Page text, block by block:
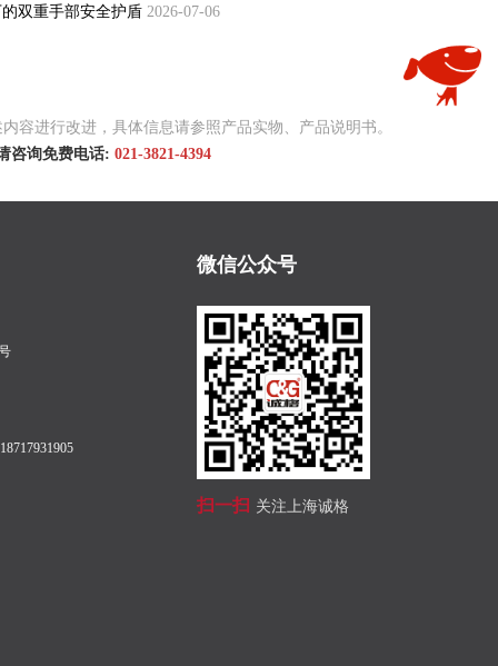
双重手部安全护盾 2026-07-06
容进行改进，具体信息请参照产品实物、产品说明书。
咨询免费电话: 021-3821-4394
微信公众号
扫一扫 关注上海诚格